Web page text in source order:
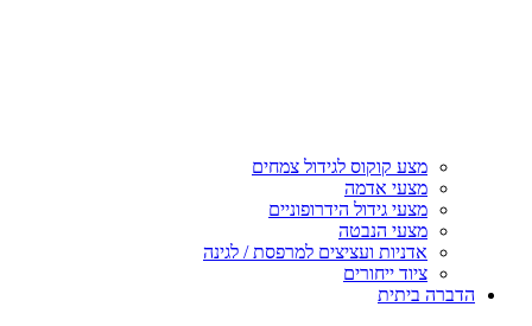
מצע קוקוס לגידול צמחים
מצעי אדמה
מצעי גידול הידרופוניים
מצעי הנבטה
אדניות ועציצים למרפסת / לגינה
ציוד ייחורים
הדברה ביתית